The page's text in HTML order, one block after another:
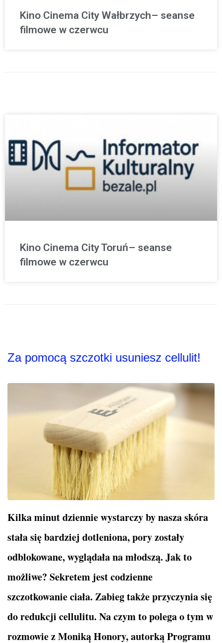
Kino Cinema City Wałbrzych– seanse
filmowe w czerwcu
Kino Cinema City Toruń– seanse
filmowe w czerwcu
Za pomocą szczotki usuniesz cellulit!
Kilka minut dziennie wystarczy by nasza skóra
stała się bardziej dotleniona, pory zostały
odblokowane, wyglądała na młodszą. Jak to
możliwe? Sekretem jest codzienne
szczotkowanie ciała. Zabieg także przyczynia się
do redukcji cellulitu. Na czym to polega o tym w
rozmowie z Moniką Honory, autorką Programu